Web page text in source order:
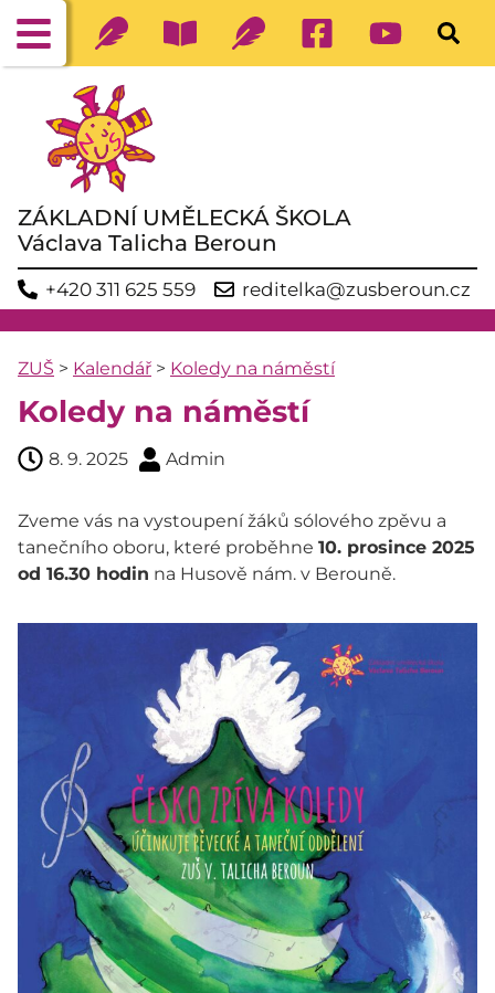
ZÁKLADNÍ UMĚLECKÁ ŠKOLA
Václava Talicha Beroun
+420 311 625 559 reditelka@zusberoun.cz
ZUŠ > Kalendář > Koledy na náměstí
Koledy na náměstí
8. 9. 2025 Admin
Zveme vás na vystoupení žáků sólového zpěvu a
tanečního oboru, které proběhne 10. prosince 2025
od 16.30 hodin na Husově nám. v Berouně.